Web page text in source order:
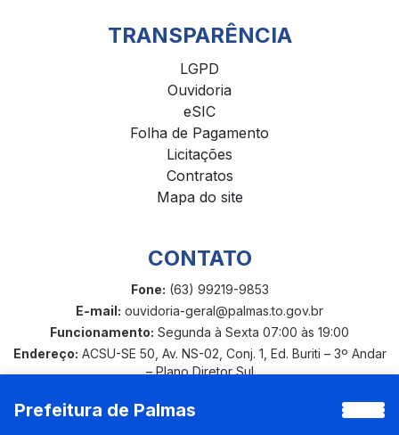
Prefeitura de Palmas
TRANSPARÊNCIA
LGPD
Ouvidoria
eSIC
Folha de Pagamento
Licitações
Contratos
Mapa do site
CONTATO
Fone: (63) 99219-9853
E-mail: ouvidoria-geral@palmas.to.gov.br
Funcionamento: Segunda à Sexta 07:00 às 19:00
Endereço: ACSU-SE 50, Av. NS-02, Conj. 1, Ed. Buriti – 3º Andar
– Plano Diretor Sul